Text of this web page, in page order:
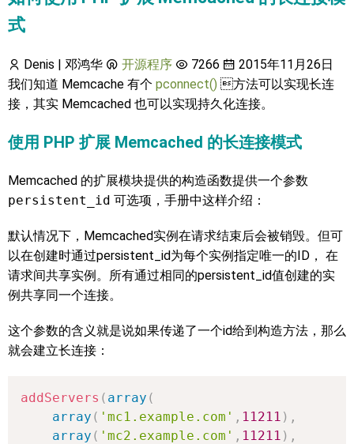
式
Denis | 邓鸿华 开源程序 7266
2015年11月26日
我们知道 Memcache 有个 pconnect() 方法可以实现长连
接，其实 Memcached 也可以实现持久化连接。
使用 PHP 扩展 Memcached 的长连接模式
Memcached 的扩展模块提供的构造函数提供一个参数
persistent_id 可选项，手册中这样介绍：
默认情况下，Memcached实例在请求结束后会被销毁。但可
以在创建时通过persistent_id为每个实例指定唯一的ID， 在
请求间共享实例。所有通过相同的persistent_id值创建的实
例共享同一个连接。
这个参数的含义就是说如果传递了一个id给到构造方法，那么
就会建立长连接：
addServers ( array (
array ( 'mc1.example.com' , 11211 ) ,
array ( 'mc2.example.com' , 11211 ) ,